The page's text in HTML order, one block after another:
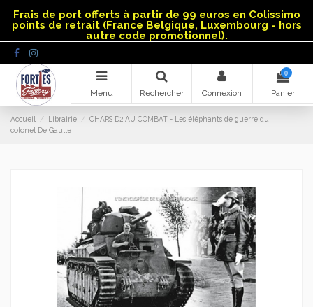
Frais de port offerts à partir de 99 euros en Colissimo
points de retrait (France Belgique, Luxembourg - hors
autre code promotionnel).
Menu Rechercher Connexion
0
Panier
Accueil Librairie
CHARS D2 AU COMBAT - Les éléphants de guerre du
colonel De Gaulle